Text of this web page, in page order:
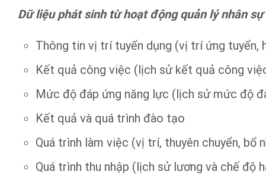
Dữ liệu phát sinh từ hoạt động quản lý nhân
Thông tin vị trí tuyển dụng (vị trí ứng tuyển,
Kết quả công việc (lịch sử kết quả công
Mức độ đáp ứng năng lực (lịch sử mức độ
Kết quả và quá trình đào tạo
Quá trình làm việc (vị trí, thuyên chuyển, bổ
Quá trình thu nhập (lịch sử lương và chế độ